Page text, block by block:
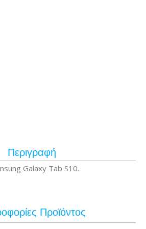
Περιγραφή
Galaxy Tab S10.
Προϊόντος